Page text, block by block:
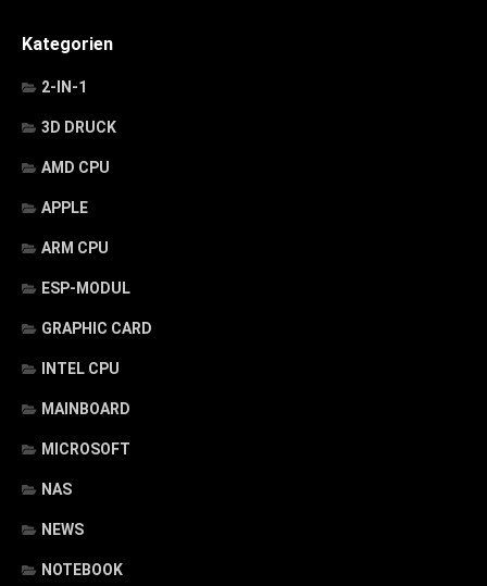
Kategorien
2-IN-1
3D DRUCK
AMD CPU
APPLE
ARM CPU
ESP-MODUL
GRAPHIC CARD
INTEL CPU
MAINBOARD
MICROSOFT
NAS
NEWS
NOTEBOOK